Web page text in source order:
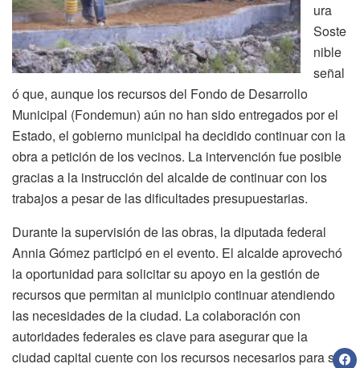
ura
Soste
nible
señal
ó que, aunque los recursos del Fondo de Desarrollo
Municipal (Fondemun) aún no han sido entregados por el
Estado, el gobierno municipal ha decidido continuar con la
obra a petición de los vecinos. La intervención fue posible
gracias a la instrucción del alcalde de continuar con los
trabajos a pesar de las dificultades presupuestarias.
Durante la supervisión de las obras, la diputada federal
Annia Gómez participó en el evento. El alcalde aprovechó
la oportunidad para solicitar su apoyo en la gestión de
recursos que permitan al municipio continuar atendiendo
las necesidades de la ciudad. La colaboración con
autoridades federales es clave para asegurar que la
ciudad capital cuente con los recursos necesarios para su